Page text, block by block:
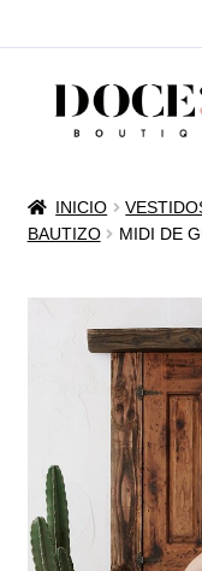
SALTAR
VENTA
REBAJAS
VESTIDOS DE
ACCESORIOS
INICIO
BAUTIZO
MIDI DE